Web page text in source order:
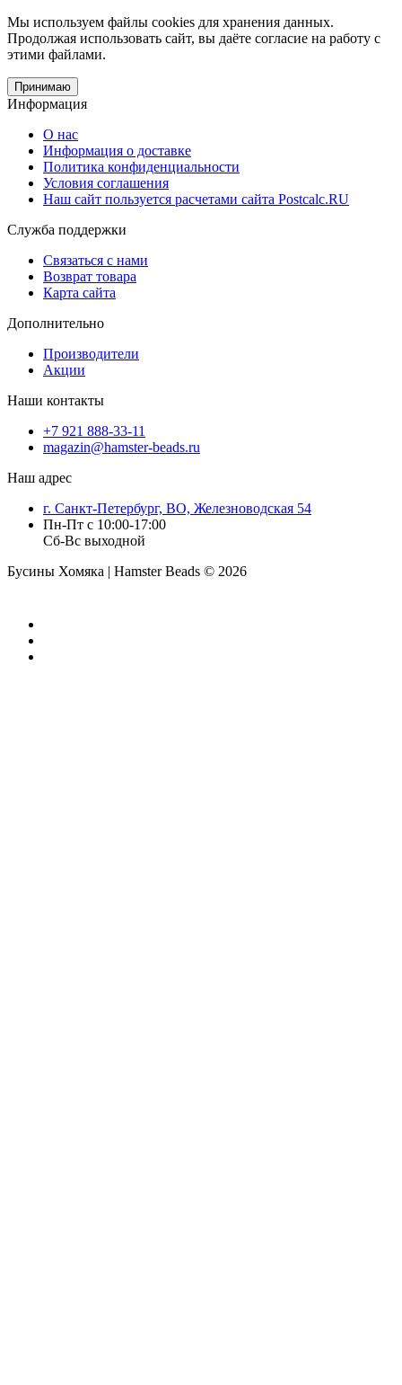
Мы используем файлы cookies для хранения данных.
Продолжая использовать сайт, вы даёте согласие на работу с
этими файлами.
Принимаю
Информация
О нас
Информация о доставке
Политика конфиденциальности
Условия соглашения
Наш сайт пользуется расчетами сайта Postcalc.RU
Служба поддержки
Связаться с нами
Возврат товара
Карта сайта
Дополнительно
Производители
Акции
Наши контакты
+7 921 888-33-11
magazin@hamster-beads.ru
Наш адрес
г. Санкт-Петербург, ВО, Железноводская 54
Пн-Пт с 10:00-17:00
Сб-Вс выходной
Бусины Хомяка | Hamster Beads © 2026